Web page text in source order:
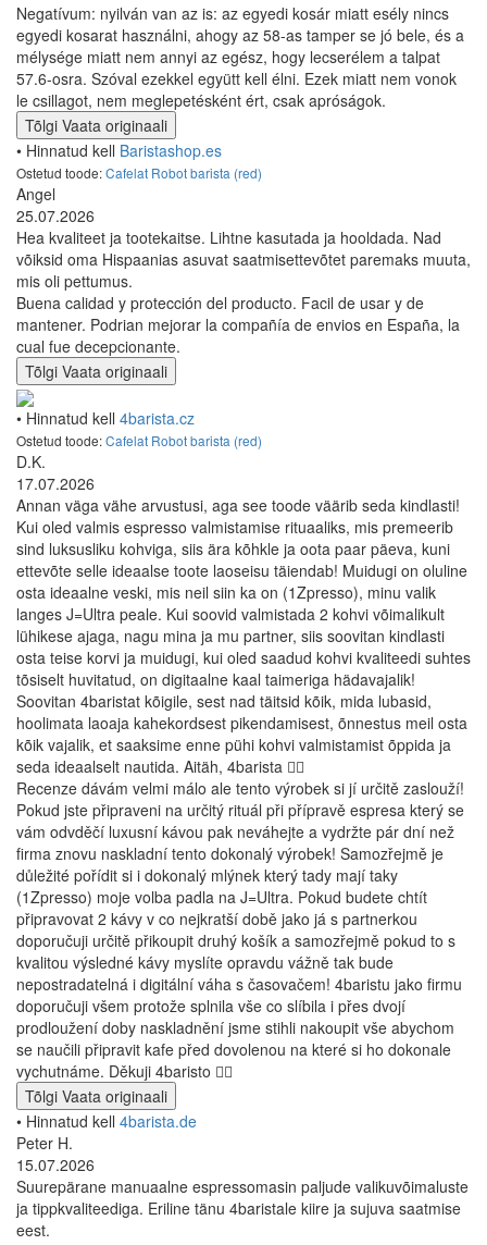
Negatívum: nyilván van az is: az egyedi kosár miatt esély nincs
egyedi kosarat használni, ahogy az 58-as tamper se jó bele, és a
mélysége miatt nem annyi az egész, hogy lecserélem a talpat
57.6-osra. Szóval ezekkel együtt kell élni. Ezek miatt nem vonok
le csillagot, nem meglepetésként ért, csak apróságok.
Tõlgi Vaata originaali
• Hinnatud kell Baristashop.es
Ostetud toode:Cafelat Robot barista (red)
Angel
25.07.2026
Hea kvaliteet ja tootekaitse. Lihtne kasutada ja hooldada. Nad
võiksid oma Hispaanias asuvat saatmisettevõtet paremaks muuta,
mis oli pettumus.
Buena calidad y protección del producto. Facil de usar y de
mantener. Podrian mejorar la compañía de envios en España, la
cual fue decepcionante.
Tõlgi Vaata originaali
• Hinnatud kell 4barista.cz
Ostetud toode:Cafelat Robot barista (red)
D.K.
17.07.2026
Annan väga vähe arvustusi, aga see toode väärib seda kindlasti!
Kui oled valmis espresso valmistamise rituaaliks, mis premeerib
sind luksusliku kohviga, siis ära kõhkle ja oota paar päeva, kuni
ettevõte selle ideaalse toote laoseisu täiendab! Muidugi on oluline
osta ideaalne veski, mis neil siin ka on (1Zpresso), minu valik
langes J=Ultra peale. Kui soovid valmistada 2 kohvi võimalikult
lühikese ajaga, nagu mina ja mu partner, siis soovitan kindlasti
osta teise korvi ja muidugi, kui oled saadud kohvi kvaliteedi suhtes
tõsiselt huvitatud, on digitaalne kaal taimeriga hädavajalik!
Soovitan 4baristat kõigile, sest nad täitsid kõik, mida lubasid,
hoolimata laoaja kahekordsest pikendamisest, õnnestus meil osta
kõik vajalik, et saaksime enne pühi kohvi valmistamist õppida ja
seda ideaalselt nautida. Aitäh, 4barista 👍🏼
Recenze dávám velmi málo ale tento výrobek si jí určitě zaslouží!
Pokud jste připraveni na určitý rituál při přípravě espresa který se
vám odvděčí luxusní kávou pak neváhejte a vydržte pár dní než
firma znovu naskladní tento dokonalý výrobek! Samozřejmě je
důležité pořídit si i dokonalý mlýnek který tady mají taky
(1Zpresso) moje volba padla na J=Ultra. Pokud budete chtít
připravovat 2 kávy v co nejkratší době jako já s partnerkou
doporučuji určitě přikoupit druhý košík a samozřejmě pokud to s
kvalitou výsledné kávy myslíte opravdu vážně tak bude
nepostradatelná i digitální váha s časovačem! 4baristu jako firmu
doporučuji všem protože splnila vše co slíbila i přes dvojí
prodloužení doby naskladnění jsme stihli nakoupit vše abychom
se naučili připravit kafe před dovolenou na které si ho dokonale
vychutnáme. Děkuji 4baristo 👍🏼
Tõlgi Vaata originaali
• Hinnatud kell 4barista.de
Peter H.
15.07.2026
Suurepärane manuaalne espressomasin paljude valikuvõimaluste
ja tippkvaliteediga. Eriline tänu 4baristale kiire ja sujuva saatmise
eest.